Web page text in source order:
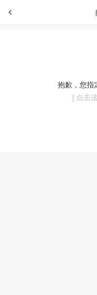
抱歉，您指
[ 点击